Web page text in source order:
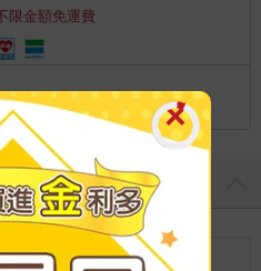
，只要邊畫邊在心裡念重要的
幸福……
在窗戶前呵著熱氣，畫好多好
字。
有好多好多的幸福了。
滂沱的大雨中，有一些金黃色
。她揉了揉眼再看，發現那些
那些光芒慢慢浮出的景象。
每一個人的手裡都拿著一朵大
限金額免運費
裝訂
紙本平裝